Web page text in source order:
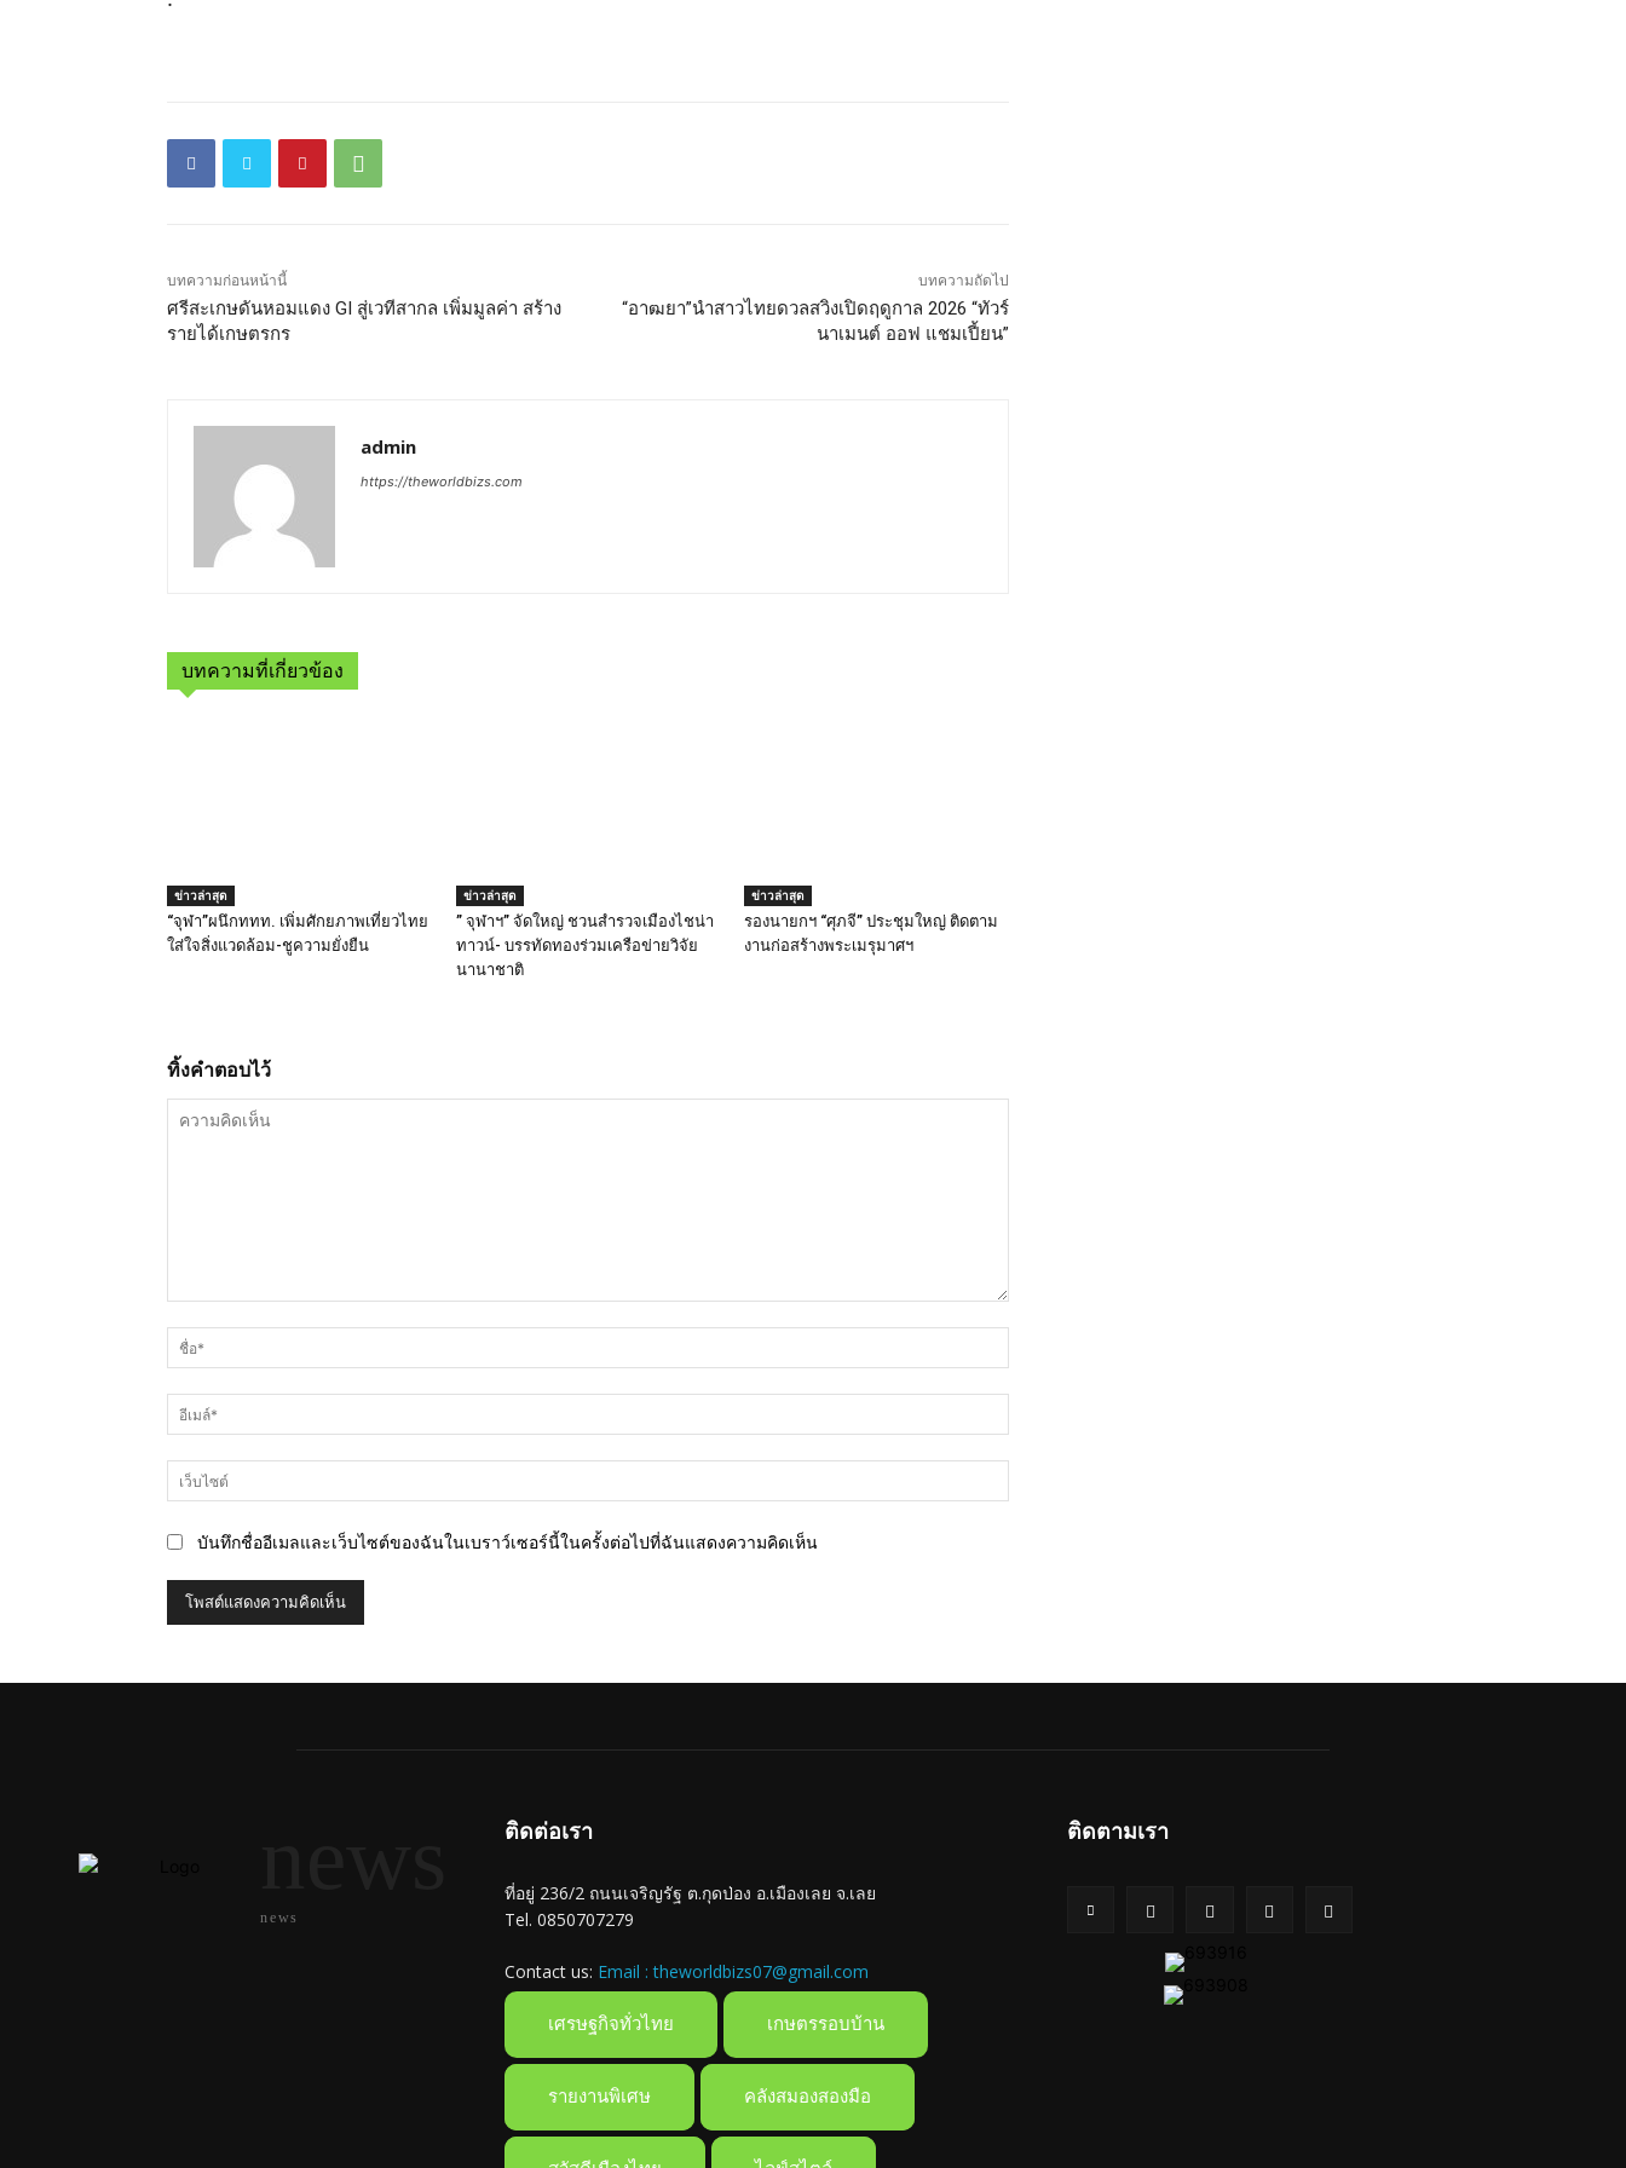
บทความก่อนหน้านี้
ศรีสะเกษดันหอมแดง GI สู่เวทีสากล เพิ่มมูลค่า สร้าง
รายได้เกษตรกร
บทความถัดไป
“อาฒยา”นำสาวไทยดวลสวิงเปิดฤดูกาล 2026 “ทัวร์
นาเมนต์ ออฟ แชมเปี้ยน”
admin
https://theworldbizs.com
บทความที่เกี่ยวข้อง
ข่าวล่าสุด
“จุฬา”ผนึกททท. เพิ่มศักยภาพเที่ยวไทย
ใส่ใจสิ่งแวดล้อม-ชูความยั่งยืน
ข่าวล่าสุด
” จุฬาฯ” จัดใหญ่ ชวนสำรวจเมืองไชน่า
ทาวน์- บรรทัดทองร่วมเครือข่ายวิจัย
นานาชาติ
ข่าวล่าสุด
รองนายกฯ “ศุภจี” ประชุมใหญ่ ติดตาม
งานก่อสร้างพระเมรุมาศฯ
ทิ้งคำตอบไว้
คิด
เห็น
บันทึกชื่ออีเมลและเว็บไซต์ของฉันในเบราว์เซอร์นี้ในครั้งต่อไปที่ฉันแสดงความคิดเห็น
news
ติดต่อเรา
ที่อยู่ 236/2 ถนนเจริญรัฐ ต.กุดป่อง อ.เมืองเลย จ.เลย
Tel. 0850707279
Contact us: Email : theworldbizs07@gmail.com
เศรษฐกิจทั่วไทย เกษตรรอบบ้าน
รายงานพิเศษ คลังสมองสองมือ
ติดตามเรา